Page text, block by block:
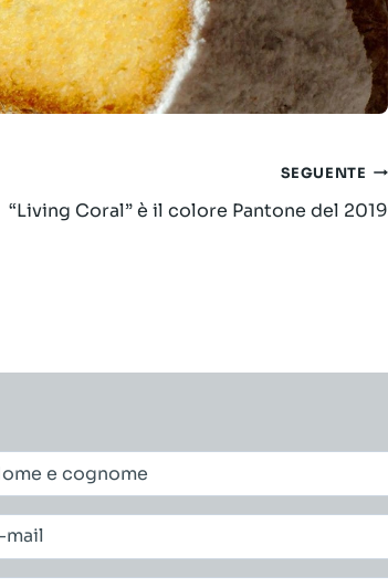
SEGUENTE
“Living Coral” è il colore Pantone del 2019